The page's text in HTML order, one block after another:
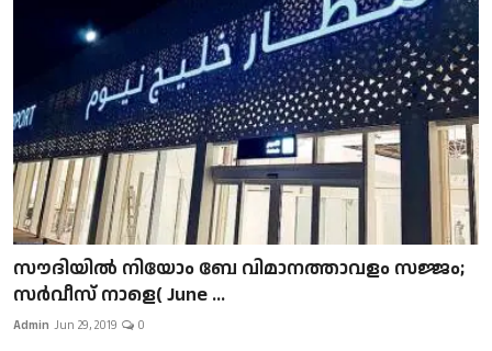
സൗദിയിൽ നിയോം ബേ വിമാനത്താവളം സജ്ജം;
സർവീസ് നാളെ( June ...
Admin Jun 29, 2019 0